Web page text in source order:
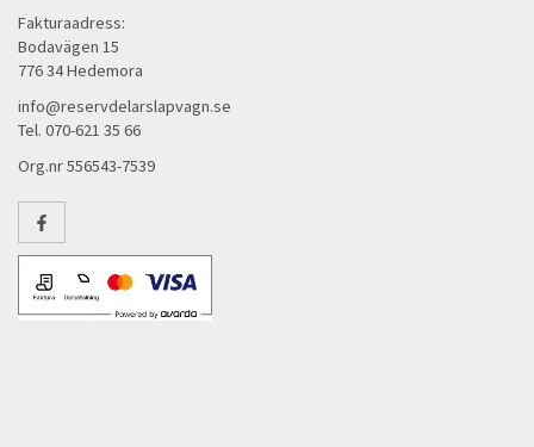
Fakturaadress:
Bodavägen 15
776 34 Hedemora
info@reservdelarslapvagn.se
Tel. 070-621 35 66
Org.nr 556543-7539